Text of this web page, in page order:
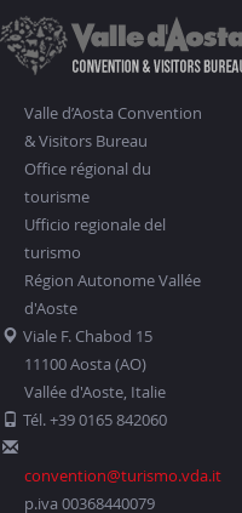
Valle d’Aosta Convention
& Visitors Bureau
Office régional du
tourisme
Ufficio regionale del
turismo
Région Autonome Vallée
d'Aoste
Viale F. Chabod 15
11100 Aosta (AO)
Vallée d'Aoste, Italie
Tél. +39 0165 842060
convention@turismo.vda.it
p.iva 00368440079